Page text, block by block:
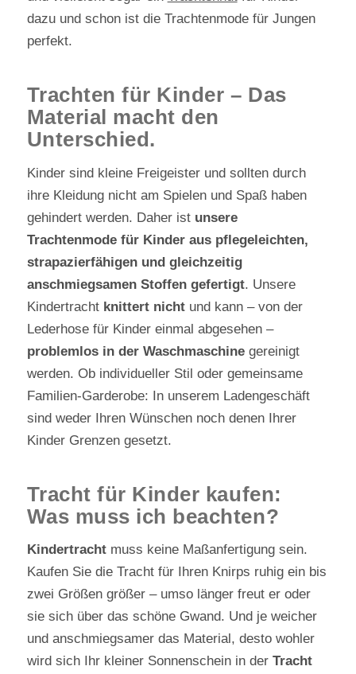
dazu und schon ist die Trachtenmode für Jungen
perfekt.
Trachten für Kinder – Das
Material macht den
Unterschied.
Kinder sind kleine Freigeister und sollten durch
ihre Kleidung nicht am Spielen und Spaß haben
gehindert werden. Daher ist unsere
Trachtenmode für Kinder aus pflegeleichten,
strapazierfähigen und gleichzeitig
anschmiegsamen Stoffen gefertigt. Unsere
Kindertracht knittert nichtund kann – von der
Lederhose für Kinder einmal abgesehen –
problemlos in der Waschmaschinegereinigt
werden. Ob individueller Stil oder gemeinsame
Familien-Garderobe: In unserem Ladengeschäft
sind weder Ihren Wünschen noch denen Ihrer
Kinder Grenzen gesetzt.
Tracht für Kinder kaufen:
Was muss ich beachten?
Kindertrachtmuss keine Maßanfertigung sein.
Kaufen Sie die Tracht für Ihren Knirps ruhig ein bis
zwei Größen größer – umso länger freut er oder
sie sich über das schöne Gwand. Und je weicher
und anschmiegsamer das Material, desto wohler
wird sich Ihr kleiner Sonnenschein in der Tracht